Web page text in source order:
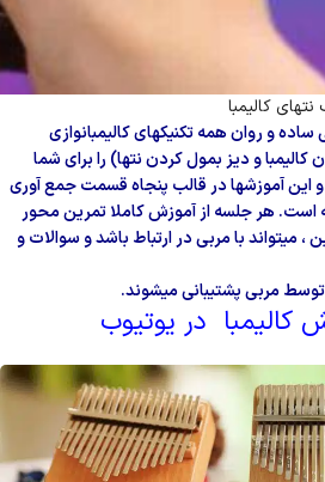
کالیمبا
ساده و روان همه تکنیکهای کالیمبانوازی
و دیز بمول کردن نتها) را برای شما
اینآموزشها در قالب پنجاه قسمت جمع آوری
است. هر جلسه ازآموزش کاملا تمرین محور
میتواند با مربی در ارتباط باشد وسوالات و
مربی پشتیبانی میشوند.
کالیمبا در یوتیوب